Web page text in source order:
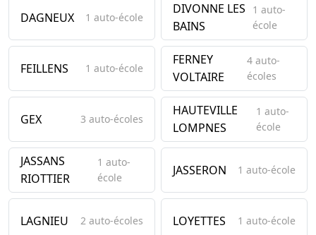
DAGNEUX 1 auto-école
DIVONNE LES
BAINS
1 auto-
école
FEILLENS 1 auto-école
FERNEY
VOLTAIRE
4 auto-
écoles
GEX 3 auto-écoles
HAUTEVILLE
LOMPNES
1 auto-
école
JASSANS
RIOTTIER
1 auto-
école
JASSERON 1 auto-école
LAGNIEU 2 auto-écoles LOYETTES 1 auto-école